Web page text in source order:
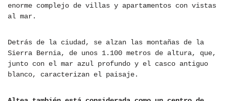
enorme complejo de villas y apartamentos con vistas
al mar.
Detrás de la ciudad, se alzan las montañas de la
Sierra Bernia, de unos 1.100 metros de altura, que,
junto con el mar azul profundo y el casco antiguo
blanco, caracterizan el paisaje.